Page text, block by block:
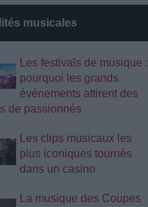
musicales
Les festivals de musique :
pourquoi les grands
événements attirent des
de passionnés
Les clips musicaux les
plus iconiques tournés
dans un casino
La musique des Coupes